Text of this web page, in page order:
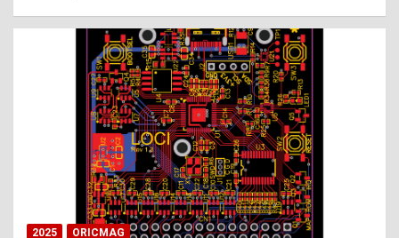
e
b
e
s
t
p
h
o
n
2025 ORICMAG